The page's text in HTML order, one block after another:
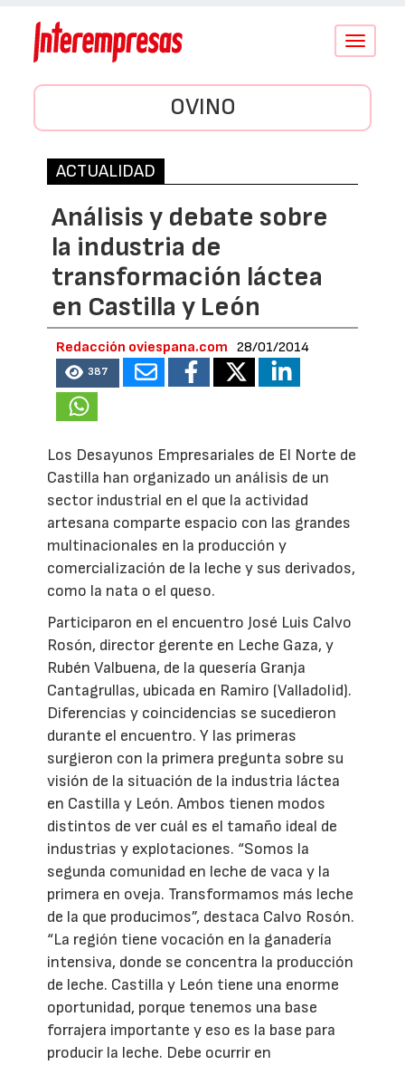
Conmutar
OVINO
ACTUALIDAD
Análisis y debate sobre
la industria de
transformación láctea
en Castilla y León
Redacción oviespana.com 28/01/2014
387
Los Desayunos Empresariales de El Norte de
Castilla han organizado un análisis de un
sector industrial en el que la actividad
artesana comparte espacio con las grandes
multinacionales en la producción y
comercialización de la leche y sus derivados,
como la nata o el queso.
Participaron en el encuentro José Luis Calvo
Rosón, director gerente en Leche Gaza, y
Rubén Valbuena, de la quesería Granja
Cantagrullas, ubicada en Ramiro (Valladolid).
Diferencias y coincidencias se sucedieron
durante el encuentro. Y las primeras
surgieron con la primera pregunta sobre su
visión de la situación de la industria láctea
en Castilla y León. Ambos tienen modos
distintos de ver cuál es el tamaño ideal de
industrias y explotaciones. “Somos la
segunda comunidad en leche de vaca y la
primera en oveja. Transformamos más leche
de la que producimos”, destaca Calvo Rosón.
“La región tiene vocación en la ganadería
intensiva, donde se concentra la producción
de leche. Castilla y León tiene una enorme
oportunidad, porque tenemos una base
forrajera importante y eso es la base para
producir la leche. Debe ocurrir en